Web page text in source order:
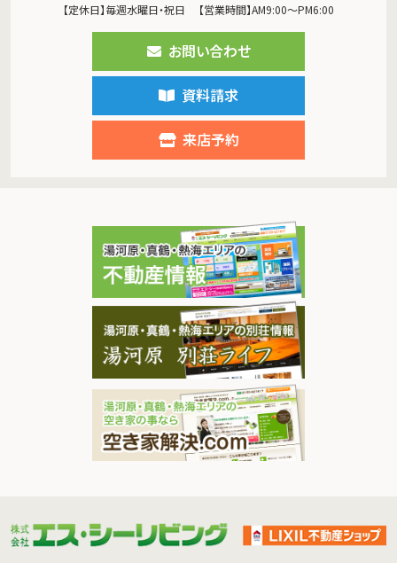
【定休日】毎週水曜日・祝日 【営業時間】AM9:00～PM6:00
お問い合わせ
資料請求
来店予約